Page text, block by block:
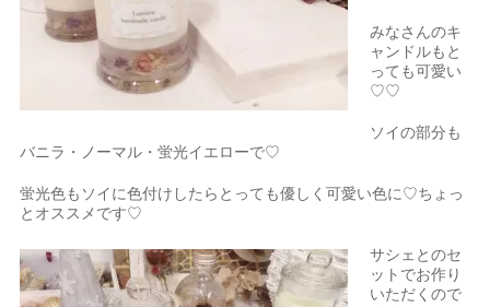
みなさんのキ
ャンドルもと
っても可愛い
♡♡
ソイの部分も
バニラ・ノーマル・蛍光イエローで♡
蛍光色もソイに色付けしたらとっても優しく可愛い色に♡ちょっ
とオススメです♡
サシェとのセ
ットでお作り
いただくので